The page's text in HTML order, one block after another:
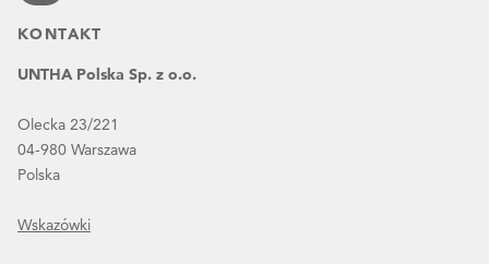
KONTAKT
UNTHA Polska Sp. z o.o.
Olecka 23/221
04-980 Warszawa
Polska
Wskazówki